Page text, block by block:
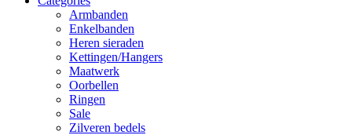
Armbanden
Enkelbanden
Heren sieraden
Kettingen/Hangers
Maatwerk
Oorbellen
Ringen
Sale
Zilveren bedels